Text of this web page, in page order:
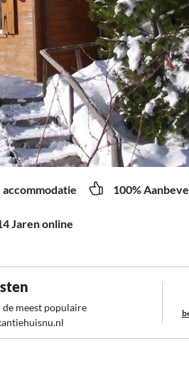
100%
Jaren online
de meest populaire